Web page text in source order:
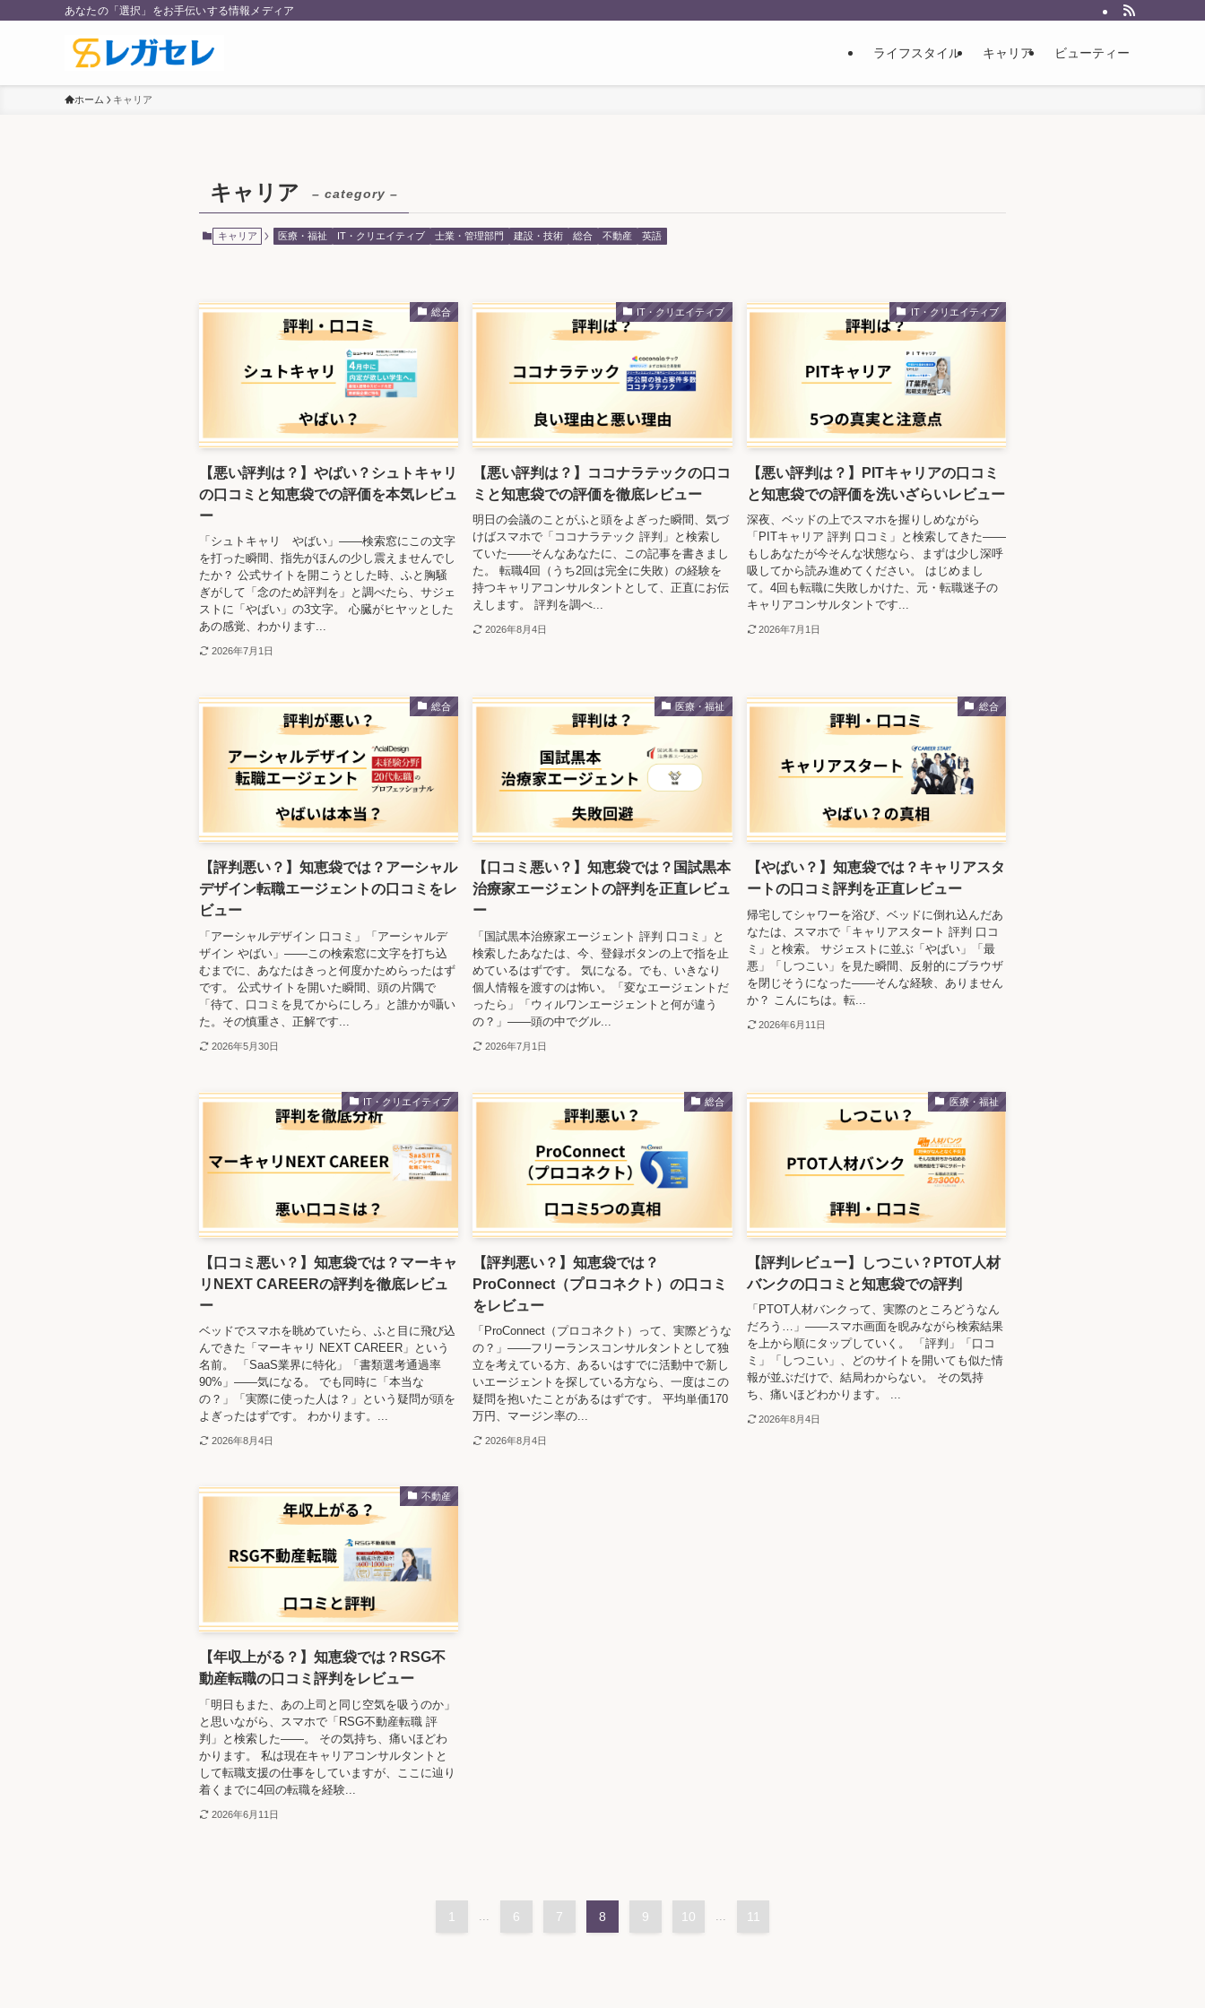
あなたの「選択」をお手伝いする情報メディア
ライフスタイル キャリア ビューティー
ホーム キャリア
キャリア – category –
キャリア 医療・福祉 IT・クリエイティブ 士業・管理部門 建設・技術 総合 不動産 英語
総合
【悪い評判は？】やばい？シュトキャリ
の口コミと知恵袋での評価を本気レビュ
ー
「シュトキャリ やばい」――検索窓にこの文字
を打った瞬間、指先がほんの少し震えませんでし
たか？ 公式サイトを開こうとした時、ふと胸騒
ぎがして「念のため評判を」と調べたら、サジェ
ストに「やばい」の3文字。 心臓がヒヤッとした
あの感覚、わかります...
2026年7月1日
IT・クリエイティブ
【悪い評判は？】ココナラテックの口コ
ミと知恵袋での評価を徹底レビュー
明日の会議のことがふと頭をよぎった瞬間、気づ
けばスマホで「ココナラテック 評判」と検索し
ていた——そんなあなたに、この記事を書きまし
た。 転職4回（うち2回は完全に失敗）の経験を
持つキャリアコンサルタントとして、正直にお伝
えします。 評判を調べ...
2026年8月4日
IT・クリエイティブ
【悪い評判は？】PITキャリアの口コミ
と知恵袋での評価を洗いざらいレビュー
深夜、ベッドの上でスマホを握りしめながら
「PITキャリア 評判 口コミ」と検索してきた——
もしあなたが今そんな状態なら、まずは少し深呼
吸してから読み進めてください。 はじめまし
て。4回も転職に失敗しかけた、元・転職迷子の
キャリアコンサルタントです...
2026年7月1日
総合
【評判悪い？】知恵袋では？アーシャル
デザイン転職エージェントの口コミをレ
ビュー
「アーシャルデザイン 口コミ」「アーシャルデ
ザイン やばい」——この検索窓に文字を打ち込
むまでに、あなたはきっと何度かためらったはず
です。 公式サイトを開いた瞬間、頭の片隅で
「待て、口コミを見てからにしろ」と誰かが囁い
た。その慎重さ、正解です...
2026年5月30日
医療・福祉
【口コミ悪い？】知恵袋では？国試黒本
治療家エージェントの評判を正直レビュ
ー
「国試黒本治療家エージェント 評判 口コミ」と
検索したあなたは、今、登録ボタンの上で指を止
めているはずです。 気になる。でも、いきなり
個人情報を渡すのは怖い。「変なエージェントだ
ったら」「ウィルワンエージェントと何が違う
の？」——頭の中でグル...
2026年7月1日
総合
【やばい？】知恵袋では？キャリアスタ
ートの口コミ評判を正直レビュー
帰宅してシャワーを浴び、ベッドに倒れ込んだあ
なたは、スマホで「キャリアスタート 評判 口コ
ミ」と検索。 サジェストに並ぶ「やばい」「最
悪」「しつこい」を見た瞬間、反射的にブラウザ
を閉じそうになった——そんな経験、ありません
か？ こんにちは。転...
2026年6月11日
IT・クリエイティブ
【口コミ悪い？】知恵袋では？マーキャ
リNEXT CAREERの評判を徹底レビュ
ー
ベッドでスマホを眺めていたら、ふと目に飛び込
んできた「マーキャリ NEXT CAREER」という
名前。 「SaaS業界に特化」「書類選考通過率
90%」——気になる。 でも同時に「本当な
の？」「実際に使った人は？」という疑問が頭を
よぎったはずです。 わかります。...
2026年8月4日
総合
【評判悪い？】知恵袋では？
ProConnect（プロコネクト）の口コミ
をレビュー
「ProConnect（プロコネクト）って、実際どうな
の？」——フリーランスコンサルタントとして独
立を考えている方、あるいはすでに活動中で新し
いエージェントを探している方なら、一度はこの
疑問を抱いたことがあるはずです。 平均単価170
万円、マージン率の...
2026年8月4日
医療・福祉
【評判レビュー】しつこい？PTOT人材
バンクの口コミと知恵袋での評判
「PTOT人材バンクって、実際のところどうなん
だろう…」——スマホ画面を睨みながら検索結果
を上から順にタップしていく。 「評判」「口コ
ミ」「しつこい」、どのサイトを開いても似た情
報が並ぶだけで、結局わからない。 その気持
ち、痛いほどわかります。 ...
2026年8月4日
不動産
【年収上がる？】知恵袋では？RSG不
動産転職の口コミ評判をレビュー
「明日もまた、あの上司と同じ空気を吸うのか」
と思いながら、スマホで「RSG不動産転職 評
判」と検索した――。 その気持ち、痛いほどわ
かります。 私は現在キャリアコンサルタントと
して転職支援の仕事をしていますが、ここに辿り
着くまでに4回の転職を経験...
2026年6月11日
1 6 7 8 9 10 11